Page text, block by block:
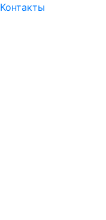
Контакты